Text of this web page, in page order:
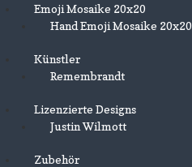
Emoji Mosaike 20x20
Hand Emoji Mosaike 20x20
Künstler
Remembrandt
Lizenzierte Designs
Justin Wilmott
Zubehör